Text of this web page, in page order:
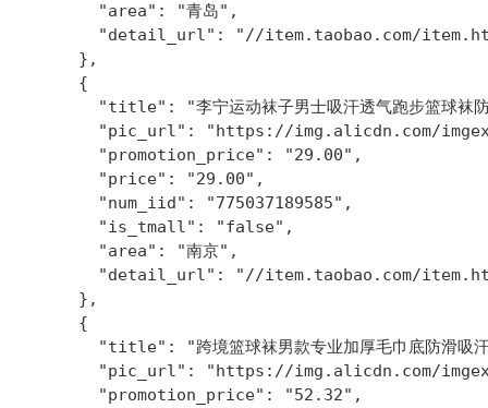
        "area": "青岛",
"detail_url": "//item.taobao.com/
      },
      {
"title": "李宁运动袜子男士吸汗透气跑步篮球袜
"pic_url": "https://img.alicdn.com/
        "promotion_price": "29.00",
        "price": "29.00",
        "num_iid": "775037189585",
        "is_tmall": "false",
        "area": "南京",
"detail_url": "//item.taobao.com/
      },
      {
"title": "跨境篮球袜男款专业加厚毛巾底防滑吸
"pic_url": "https://img.alicdn.com/
        "promotion_price": "52.32",